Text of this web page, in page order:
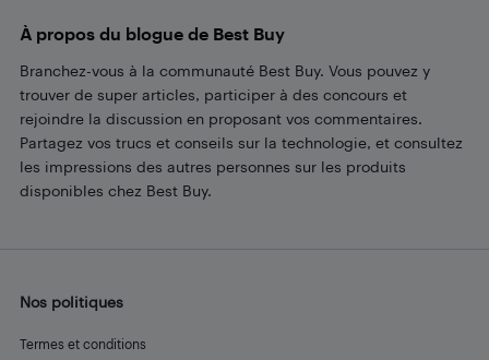
À propos du blogue de Best Buy
Branchez-vous à la communauté Best Buy. Vous pouvez y
trouver de super articles, participer à des concours et
rejoindre la discussion en proposant vos commentaires.
Partagez vos trucs et conseils sur la technologie, et consultez
les impressions des autres personnes sur les produits
disponibles chez Best Buy.
Nos politiques
Termes et conditions